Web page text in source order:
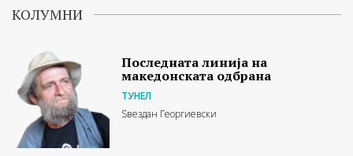
КОЛУМНИ
Последната линија на
македонската одбрана
ТУНЕЛ
Ѕвездан Георгиевски